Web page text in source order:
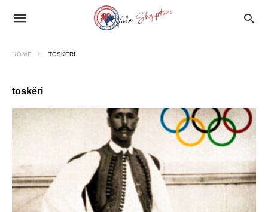
HOME TOSKËRI
toskëri